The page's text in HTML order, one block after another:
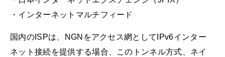
・インターネットマルチフィード
国内のISPは、NGNをアクセス網としてIPv6インター
ネット接続を提供する場合、このトンネル方式、ネイ